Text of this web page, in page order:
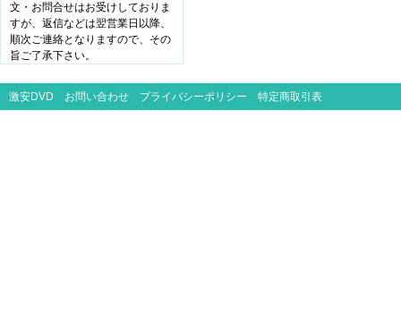
文・お問合せはお受けしておりま
すが、返信などは翌営業日以降、
順次ご連絡となりますので、その
旨ご了承下さい。
激安DVD お問い合わせ プライバシーポリシー 特定商取引表